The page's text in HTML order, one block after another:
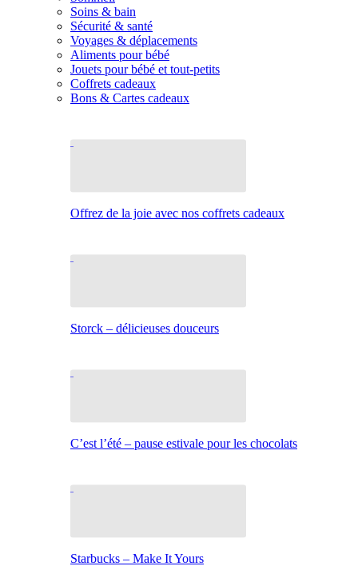
Soins & bain
Sécurité & santé
Voyages & déplacements
Aliments pour bébé
Jouets pour bébé et tout-petits
Coffrets cadeaux
Bons & Cartes cadeaux
Offrez de la joie avec nos coffrets cadeaux
Storck – délicieuses douceurs
C’est l’été – pause estivale pour les chocolats
Starbucks – Make It Yours